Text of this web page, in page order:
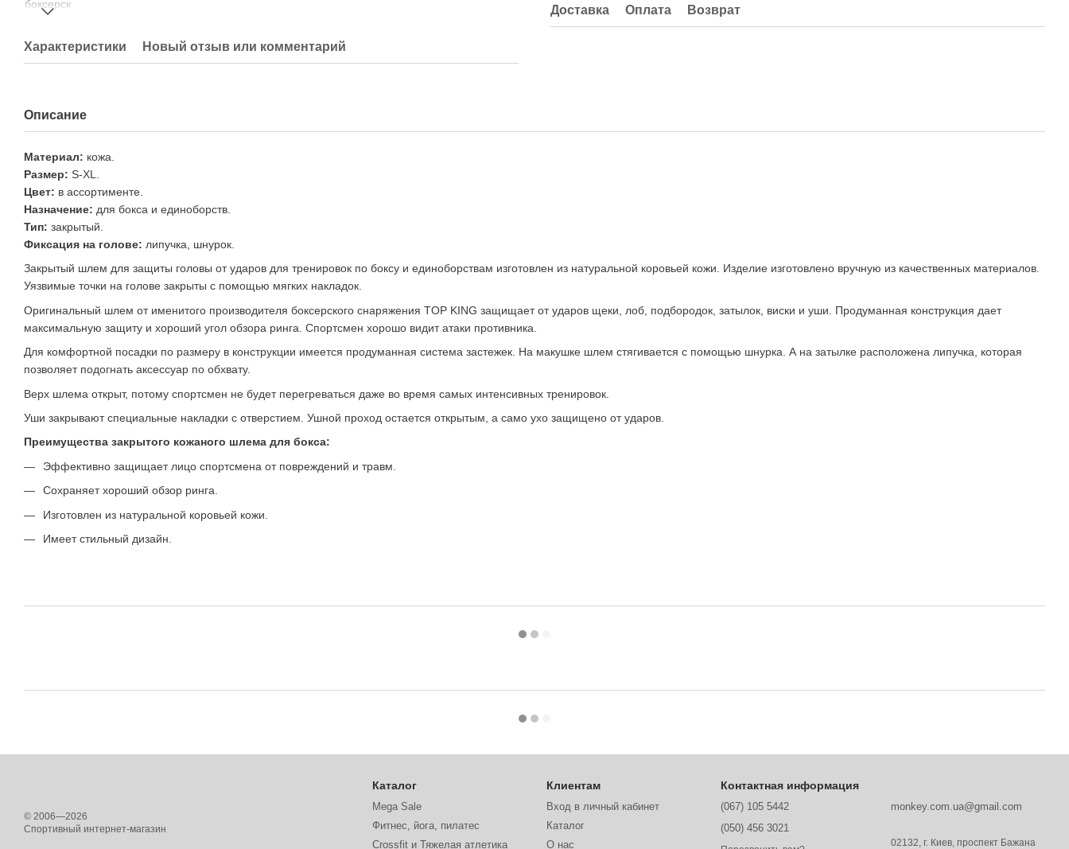
Характеристики Новый отзыв или комментарий
Доставка Оплата Возврат
Описание
Материал: кожа.
Размер: S-XL.
Цвет: в ассортименте.
Назначение: для бокса и единоборств.
Тип: закрытый.
Фиксация на голове: липучка, шнурок.
Закрытый шлем для защиты головы от ударов для тренировок по боксу и единоборствам изготовлен из натуральной коровьей кожи. Изделие изготовлено вручную из качественных материалов.
Уязвимые точки на голове закрыты с помощью мягких накладок.
Оригинальный шлем от именитого производителя боксерского снаряжения TOP KING защищает от ударов щеки, лоб, подбородок, затылок, виски и уши. Продуманная конструкция дает
максимальную защиту и хороший угол обзора ринга. Спортсмен хорошо видит атаки противника.
Для комфортной посадки по размеру в конструкции имеется продуманная система застежек. На макушке шлем стягивается с помощью шнурка. А на затылке расположена липучка, которая
позволяет подогнать аксессуар по обхвату.
Верх шлема открыт, потому спортсмен не будет перегреваться даже во время самых интенсивных тренировок.
Уши закрывают специальные накладки с отверстием. Ушной проход остается открытым, а само ухо защищено от ударов.
Преимущества закрытого кожаного шлема для бокса:
Эффективно защищает лицо спортсмена от повреждений и травм.
Сохраняет хороший обзор ринга.
Изготовлен из натуральной коровьей кожи.
Имеет стильный дизайн.
© 2006—2026
Спортивный интернет-магазин
Каталог
Mega Sale
Фитнес, йога, пилатес
Crossfit и Тяжелая атлетика
Клиентам
Вход в личный кабинет
Каталог
О нас
Контактная информация
(067) 105 5442
(050) 456 3021
monkey.com.ua@gmail.com
02132, г. Киев, проспект Бажана